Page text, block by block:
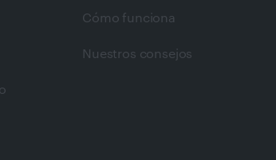
Cómo funciona
Nuestros consejos